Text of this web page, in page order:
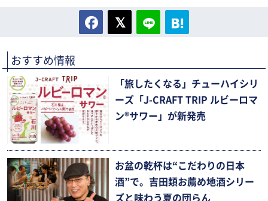
おすすめ情報
「旅したくなる」チューハイシリ
ーズ「J-CRAFT TRIP ルビーロマ
ン®サワー」が新発売
お盆の乾杯は“こだわりの日本
酒”で。吉田類お薦め地酒シリー
ズと味わう夏の団らん